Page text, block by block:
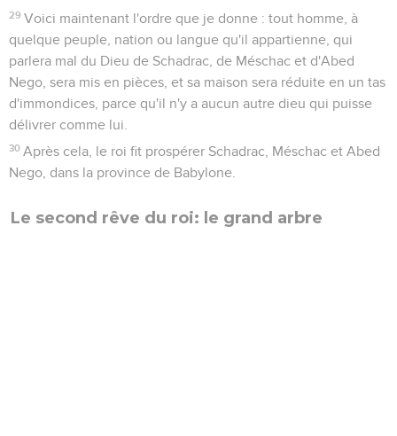
29 Voici maintenant l'ordre que je donne : tout homme, à
quelque peuple, nation ou langue qu'il appartienne, qui
parlera mal du Dieu de Schadrac, de Méschac et d'Abed
Nego, sera mis en pièces, et sa maison sera réduite en un tas
d'immondices, parce qu'il n'y a aucun autre dieu qui puisse
délivrer comme lui.
30 Après cela, le roi fit prospérer Schadrac, Méschac et Abed
Nego, dans la province de Babylone.
Le second rêve du roi: le grand arbre